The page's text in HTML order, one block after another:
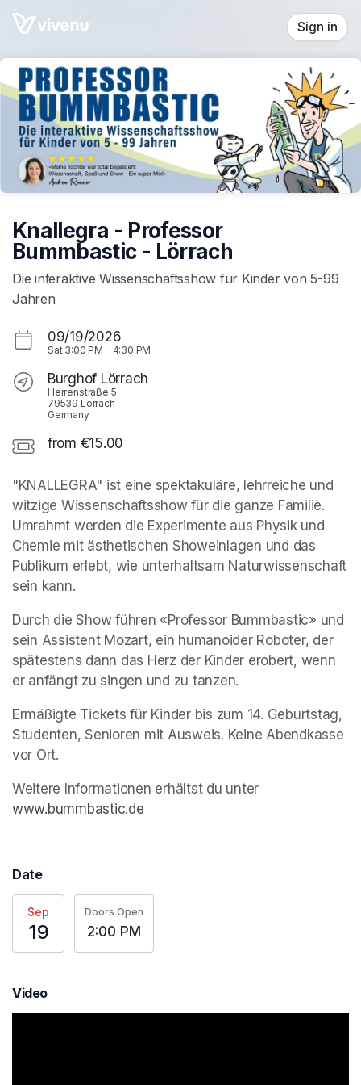
Skip header
Sign in
Knallegra - Professor
Bummbastic - Lörrach
Die interaktive Wissenschaftsshow für Kinder von 5-99
Jahren
09/19/2026
Sat 3:00 PM - 4:30 PM
Burghof Lörrach
Herrenstraße 5
79539 Lörrach
Germany
from €15.00
"KNALLEGRA" ist eine spektakuläre, lehrreiche und
witzige Wissenschaftsshow für die ganze Familie.
Umrahmt werden die Experimente aus Physik und
Chemie mit ästhetischen Showeinlagen und das
Publikum erlebt, wie unterhaltsam Naturwissenschaft
sein kann.
Durch die Show führen «Professor Bummbastic» und
sein Assistent Mozart, ein humanoider Roboter, der
spätestens dann das Herz der Kinder erobert, wenn
er anfängt zu singen und zu tanzen.
Ermäßigte Tickets für Kinder bis zum 14. Geburtstag,
Studenten, Senioren mit Ausweis. Keine Abendkasse
vor Ort.
www.bummbastic.de
Date
Sep
19
Doors Open
2:00 PM
Video